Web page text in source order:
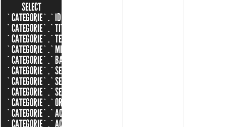
SELECT
`CATEGORIE`.`ID`,
`CATEGORIE`.`TITRE`,
`CATEGORIE`.`TEXTE`,
`CATEGORIE`.`MINIATURE`,
`CATEGORIE`.`BANNIERE`,
`CATEGORIE`.`SEO_SLUG`,
`CATEGORIE`.`SEO_TITLE`,
`CATEGORIE`.`SEO_DESCRIPTION`,
`CATEGORIE`.`ORDRE`,
`CATEGORIE`.`ACCUEIL`,
`CATEGORIE`.`ACTIVE`,